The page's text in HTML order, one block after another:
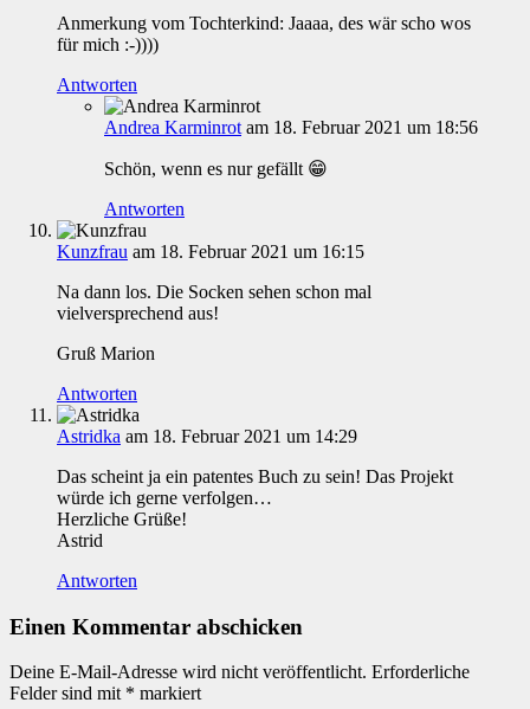
Anmerkung vom Tochterkind: Jaaaa, des wär scho wos
für mich :-))))
Antworten
Andrea Karminrot am 18. Februar 2021 um 18:56
Schön, wenn es nur gefällt 😁
Antworten
Kunzfrau am 18. Februar 2021 um 16:15
Na dann los. Die Socken sehen schon mal
vielversprechend aus!
Gruß Marion
Antworten
Astridka am 18. Februar 2021 um 14:29
Das scheint ja ein patentes Buch zu sein! Das Projekt
würde ich gerne verfolgen…
Herzliche Grüße!
Astrid
Antworten
Einen Kommentar abschicken
Deine E-Mail-Adresse wird nicht veröffentlicht. Erforderliche
Felder sind mit * markiert